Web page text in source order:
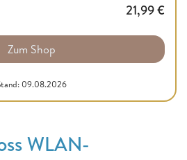
21,99€
Zum Shop
09.08.2026
WLAN-